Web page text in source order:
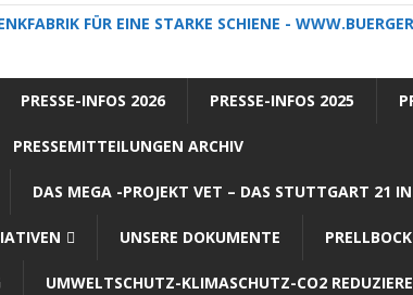
FÜR EINE STARKE SCHIENE -
PRESSE-INFOS 2026 PRESSE-INFOS 2025
PRESSEMITTEILUNGEN ARCHIV
DAS MEGA -PROJEKT VET – DAS STUTTGART 21
UNSERE DOKUMENTE
UMWELTSCHUTZ-KLIMASCHUTZ-CO2